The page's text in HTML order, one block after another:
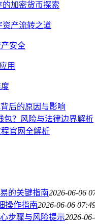
的加密货币探索
资产流转之道
安全
用
后的原因与影响
包？风险与法律边界解析
程官网全解析
的关键指南2026-06-06
操作指南2026-06-06
步骤与风险提示2026-